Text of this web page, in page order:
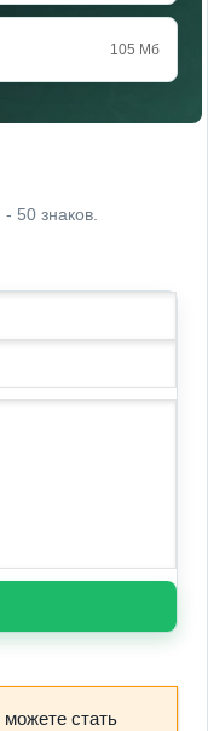
105 Мб
50 знаков.
стать